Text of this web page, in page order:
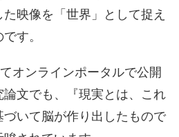
映像を「世界」として捉え
す。
オンラインポータルで公開
文でも、『現実とは、これ
づいて脳が作り出したもので